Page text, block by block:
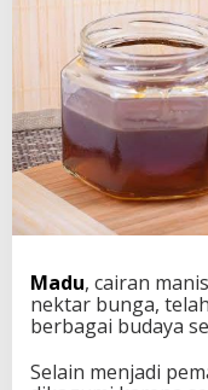
Madu, cairan
nektar bunga,
berbagai budaya
Selain menjadi